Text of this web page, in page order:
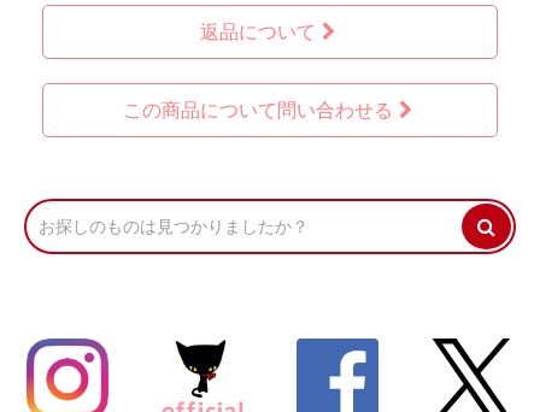
返品について
この商品について問い合わせる